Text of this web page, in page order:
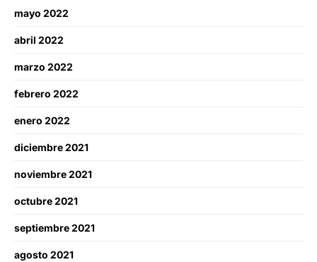
mayo 2022
abril 2022
marzo 2022
febrero 2022
enero 2022
diciembre 2021
noviembre 2021
octubre 2021
septiembre 2021
agosto 2021